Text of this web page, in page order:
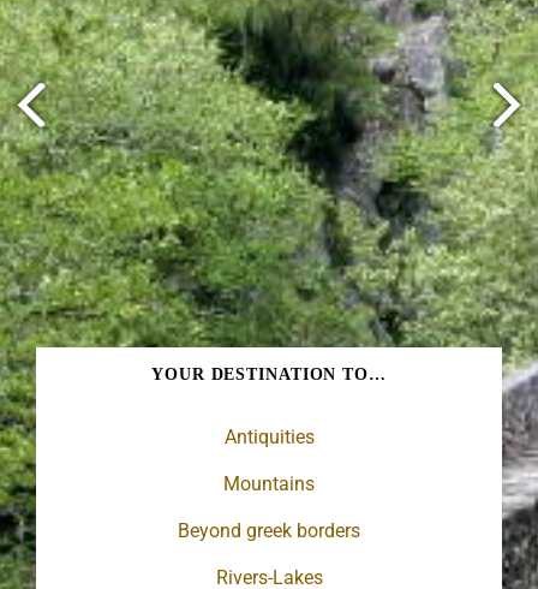
Syrrako: a stone-village on Tzoumerka mount
YOUR DESTINATION TO…
Antiquities
Mountains
Beyond greek borders
Rivers-Lakes